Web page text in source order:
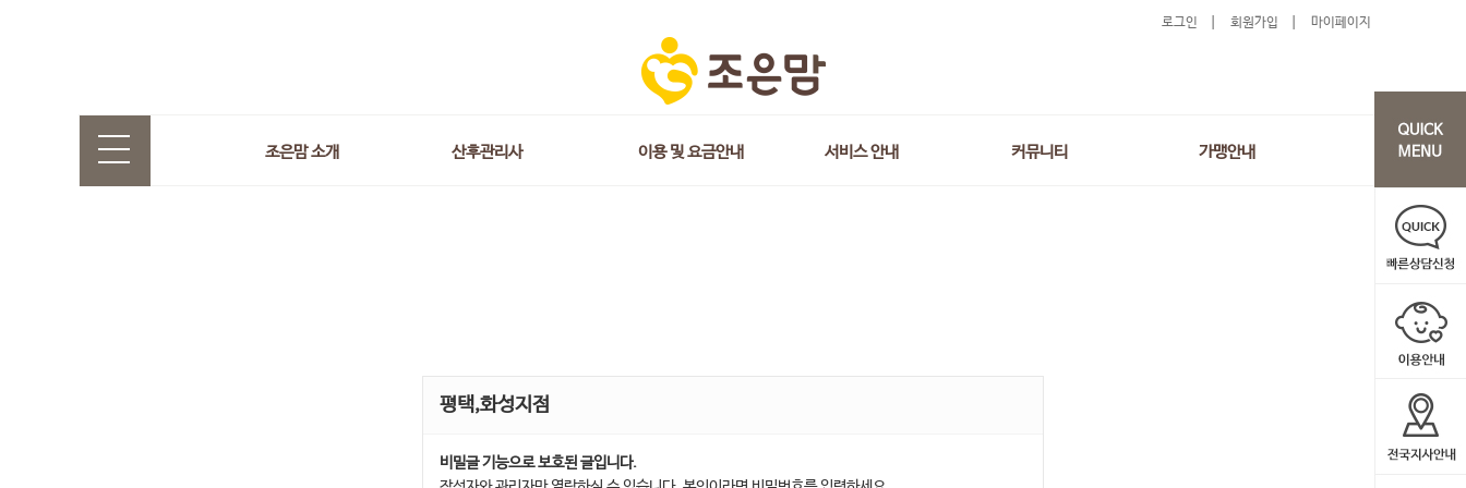
로그인 회원가입 마이페이지
조은맘 소개 산후관리사 이용 및 요금안내 서비스 안내 커뮤니티 가맹안내
평택,화성지점
비밀글 기능으로 보호된 글입니다.